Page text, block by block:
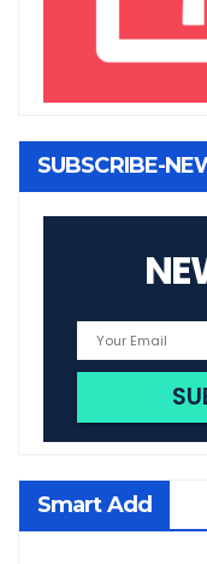
SUBSCRIBE-
Smart Add